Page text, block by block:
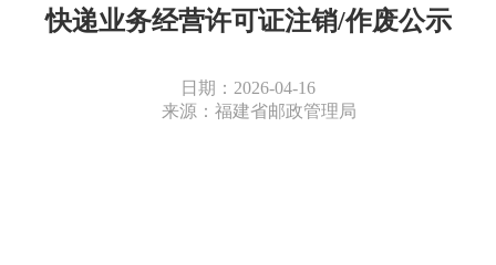
快递业务经营许可证注销/作废公示
日期：2026-04-16
来源：福建省邮政管理局